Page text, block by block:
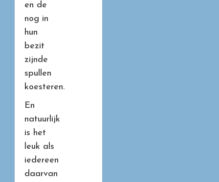
en de
nog in
hun
bezit
zijnde
spullen
koesteren.
En
natuurlijk
is het
leuk als
iedereen
daarvan